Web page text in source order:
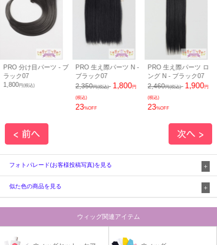
PRO 分け目パーツ - ブ
ラック07
1,800円(税込)
PRO 生え際パーツ N -
ブラック07
2,350円(税込) 1,800円
(税込)
23%OFF
PRO 生え際パーツ ロ
ング N - ブラック07
2,460円(税込) 1,900円
(税込)
23%OFF
フォトパレード(お客様投稿写真)を見る
似た色の商品を見る
ウィッグ関連アイテム